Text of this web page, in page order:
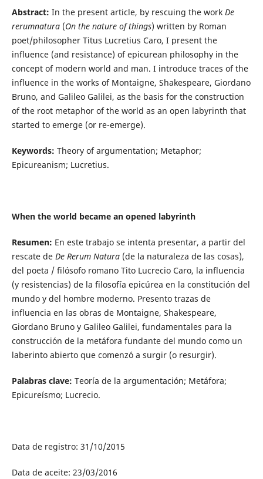
Abstract: In the present article, by rescuing the work De
rerumnatura(On the nature of things) written by Roman
poet/philosopher Titus Lucretius Caro, I present the
influence (and resistance) of epicurean philosophy in the
concept of modern world and man. I introduce traces of the
influence in the works of Montaigne, Shakespeare, Giordano
Bruno, and Galileo Galilei, as the basis for the construction
of the root metaphor of the world as an open labyrinth that
started to emerge (or re-emerge).
Keywords: Theory of argumentation; Metaphor;
Epicureanism; Lucretius.
When the world became an opened labyrinth
Resumen: En este trabajo se intenta presentar, a partir del
rescate de De Rerum Natura(de la naturaleza de las cosas),
del poeta / filósofo romano Tito Lucrecio Caro, la influencia
(y resistencias) de la filosofía epicúrea en la constitución del
mundo y del hombre moderno. Presento trazas de
influencia en las obras de Montaigne, Shakespeare,
Giordano Bruno y Galileo Galilei, fundamentales para la
construcción de la metáfora fundante del mundo como un
laberinto abierto que comenzó a surgir (o resurgir).
Palabras clave: Teoría de la argumentación; Metáfora;
Epicureísmo; Lucrecio.
Data de registro: 31/10/2015
Data de aceite: 23/03/2016